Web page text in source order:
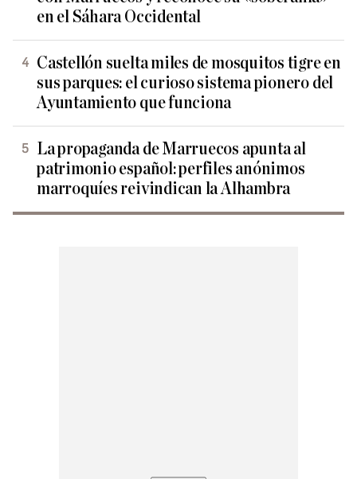
en el Sáhara Occidental
Castellón suelta miles de mosquitos tigre en
sus parques: el curioso sistema pionero del
Ayuntamiento que funciona
La propaganda de Marruecos apunta al
patrimonio español: perfiles anónimos
marroquíes reivindican la Alhambra